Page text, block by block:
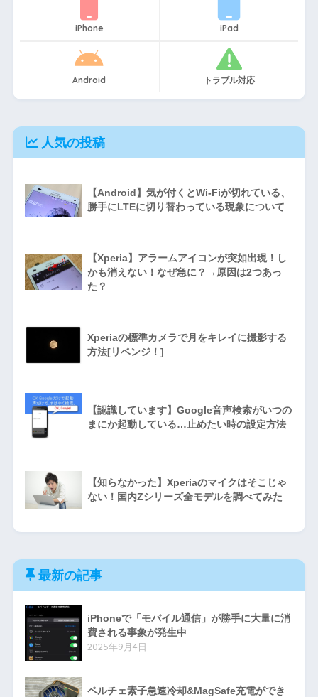
iPhone iPad
Android トラブル対応
人気の投稿
【Android】気が付くとWi-Fiが切れている、
勝手にLTEに切り替わっている現象について
【Xperia】アラームアイコンが突如出現！し
かも消えない！なぜ急に？→原因は2つあっ
た？
Xperiaの標準カメラで月をキレイに撮影する
方法[リベンジ！]
【認識しています】Google音声検索がいつの
まにか起動している…止めたい時の設定方法
【知らなかった】Xperiaのマイクはそこじゃ
ない！国内Zシリーズ全モデルを調べてみた
最新の記事
iPhoneで「モバイル通信」が勝手に大量に消
費される事象が発生中
2025年9月4日
ペルチェ素子急速冷却&MagSafe充電ができ